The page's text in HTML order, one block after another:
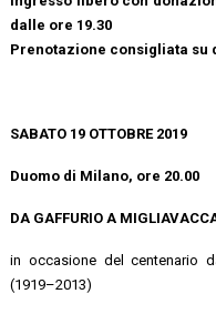
dalle ore 19.30
Prenotazione consigliata su
SABATO 19 OTTOBRE 2019
Duomo di Milano, ore 20.00
DA GAFFURIO A
in occasione del centenario
(1919–2013)